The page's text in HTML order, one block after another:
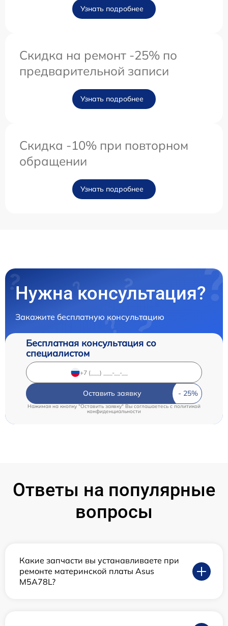
Узнать подробнее
Скидка на ремонт -25% по
предварительной записи
Узнать подробнее
Скидка -10% при повторном
обращении
Узнать подробнее
Нужна консультация?
Закажите бесплатную консультацию
Бесплатная консультация со
специалистом
Оставить заявку
Нажимая на кнопку "Оставить заявку" Вы соглашаетесь c политикой
конфиденциальности
Ответы на популярные
вопросы
Какие запчасти вы устанавливаете при
ремонте материнской платы Asus
M5A78L?